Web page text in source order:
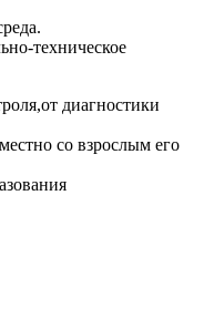
техническое
диагностики
со взрослым его